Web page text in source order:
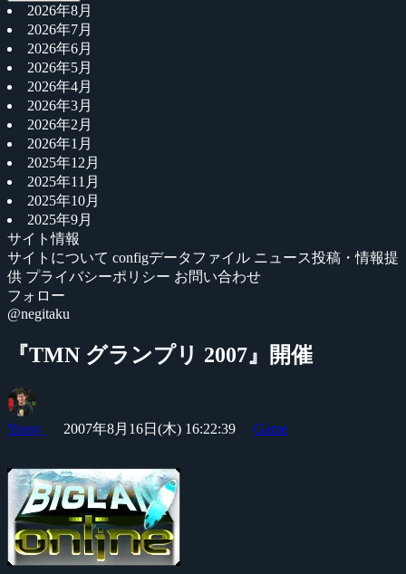
2026年8月
2026年7月
2026年6月
2026年5月
2026年4月
2026年3月
2026年2月
2026年1月
2025年12月
2025年11月
2025年10月
2025年9月
サイト情報
サイトについて configデータファイル ニュース投稿・情報提
供 プライバシーポリシー お問い合わせ
フォロー
@negitaku
『TMN グランプリ 2007』開催
Yossy 2007年8月16日(木) 16:22:39 Game